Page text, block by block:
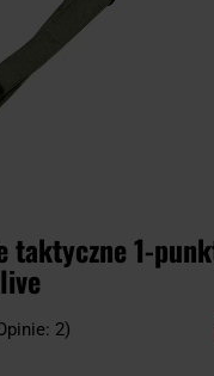
taktyczne 1-
2)